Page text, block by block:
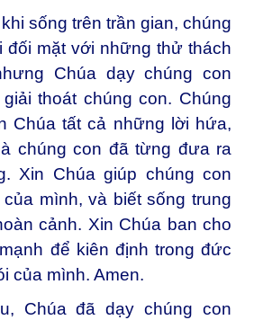
sống trên trần gian, chúng
đối mặt với những thử thách
Chúa dạy chúng con
thoát chúng con. Chúng
Chúa tất cả những lời hứa,
chúng con đã từng đưa ra
Xin Chúa giúp chúng con
mình, và biết sống trung
cảnh. Xin Chúa ban cho
để kiên định trong đức
của mình. Amen.
Chúa đã dạy chúng con